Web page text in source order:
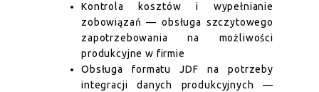
Kontrola kosztów i wypełnianie
zobowiązań — obsługa szczytowego
zapotrzebowania na możliwości
produkcyjne w firmie
Obsługa formatu JDF na potrzeby
integracji danych produkcyjnych —